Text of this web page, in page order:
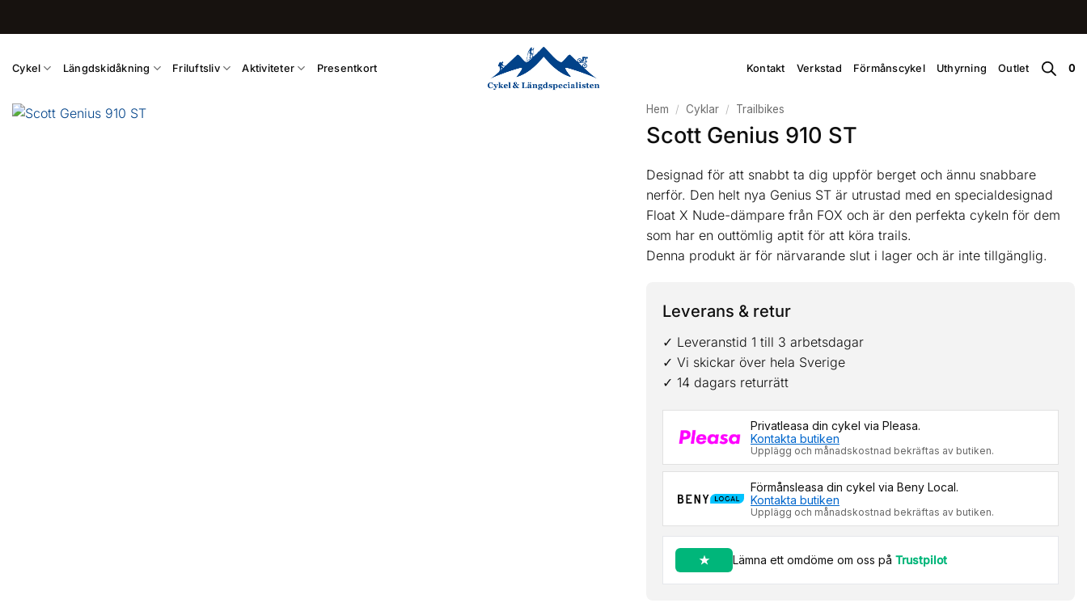
Cykel Längdskidåkning Friluftsliv Aktiviteter Presentkort Kontakt Verkstad Förmånscykel Uthyrning Outlet 0
Hem / Cyklar / Trailbikes
Scott Genius 910 ST
Designad för att snabbt ta dig uppför berget och ännu snabbare
nerför. Den helt nya Genius ST är utrustad med en specialdesignad
Float X Nude-dämpare från FOX och är den perfekta cykeln för dem
som har en outtömlig aptit för att köra trails.
Denna produkt är för närvarande slut i lager och är inte tillgänglig.
Leverans & retur
✓ Leveranstid 1 till 3 arbetsdagar
✓ Vi skickar över hela Sverige
✓ 14 dagars returrätt
Privatleasa din cykel via Pleasa.
Kontakta butiken
Upplägg och månadskostnad bekräftas av butiken.
Förmånsleasa din cykel via Beny Local.
Kontakta butiken
Upplägg och månadskostnad bekräftas av butiken.
Lämna ett omdöme om oss på Trustpilot